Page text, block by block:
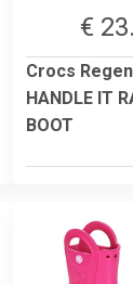
€ 23.
Crocs
HANDLE IT
BOOT